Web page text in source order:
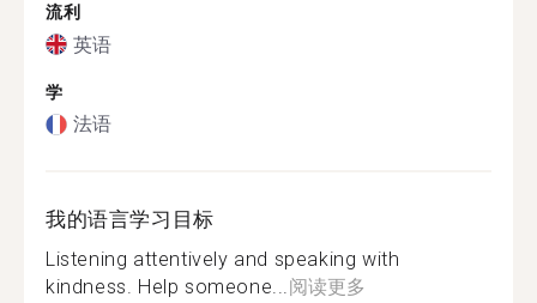
流利
英语
学
法语
我的语言学习目标
Listening attentively and speaking with
kindness. Help someone...阅读更多